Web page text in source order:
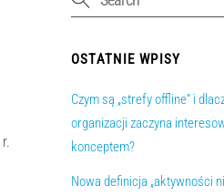
OSTATNIE WPISY
Czym są „strefy offline” i
organizacji zaczyna
konceptem?
Nowa definicja „aktywności